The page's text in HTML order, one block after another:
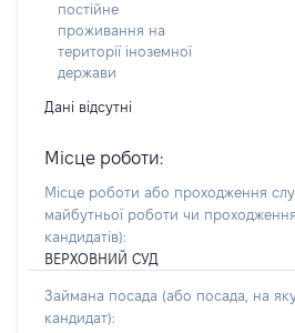
постійне
проживання на
території іноземної
держави
Дані відсутні
Місце роботи:
Місце роботи або проходження
майбутньої роботи чи
кандидатів):
ВЕРХОВНИЙ СУД
Займана посада (або посада, на
кандидат):